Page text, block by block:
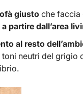
giustoche faccia
partire dall’area
al resto
toni neutri del grigio